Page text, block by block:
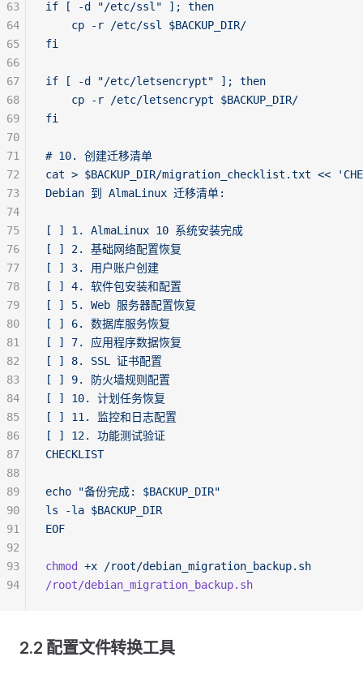
if [ -d "/etc/ssl" ]; then
    cp -r /etc/ssl $BACKUP_DIR/
fi
if [ -d "/etc/letsencrypt" ]; then
    cp -r /etc/letsencrypt $BACKUP_DIR/
fi
# 10. 创建迁移清单
cat > $BACKUP_DIR/migration_checklist.txt <<
Debian 到 AlmaLinux 迁移清单:
[ ] 1. AlmaLinux 10 系统安装完成
[ ] 2. 基础网络配置恢复
[ ] 3. 用户账户创建
[ ] 4. 软件包安装和配置
[ ] 5. Web 服务器配置恢复
[ ] 6. 数据库服务恢复
[ ] 7. 应用程序数据恢复
[ ] 8. SSL 证书配置
[ ] 9. 防火墙规则配置
[ ] 10. 计划任务恢复
[ ] 11. 监控和日志配置
[ ] 12. 功能测试验证
CHECKLIST
echo "备份完成: $BACKUP_DIR"
ls -la $BACKUP_DIR
EOF
chmod +x /root/debian_migration_backup.sh
/root/debian_migration_backup.sh
63
64
65
66
67
68
69
70
71
72
73
74
75
76
77
78
79
80
81
82
83
84
85
86
87
88
89
90
91
92
93
94
2.2 配置文件转换工具